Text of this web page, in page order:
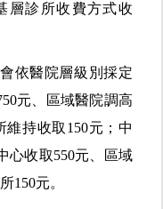
層診所收費方式收
依醫院層級別採定
元、區域醫院調高
維持收取150元；中
心收取550元、區域
150元。